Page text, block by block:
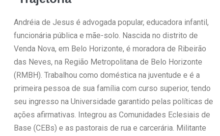
Andréia de Jesus é advogada popular, educadora infantil,
funcionária pública e mãe-solo. Nascida no distrito de
Venda Nova, em Belo Horizonte, é moradora de Ribeirão
das Neves, na Região Metropolitana de Belo Horizonte
(RMBH). Trabalhou como doméstica na juventude e é a
primeira pessoa de sua família com curso superior, tendo
seu ingresso na Universidade garantido pelas políticas de
ações afirmativas. Integrou as Comunidades Eclesiais de
Base (CEBs) e as pastorais de rua e carcerária. Militante